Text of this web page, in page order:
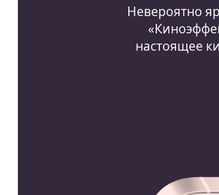
Невероятно
настоящее